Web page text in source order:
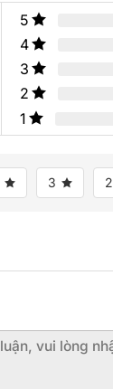
5
4
3
2
1
3 2